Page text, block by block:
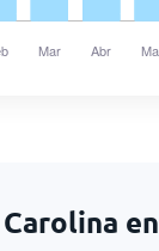
en